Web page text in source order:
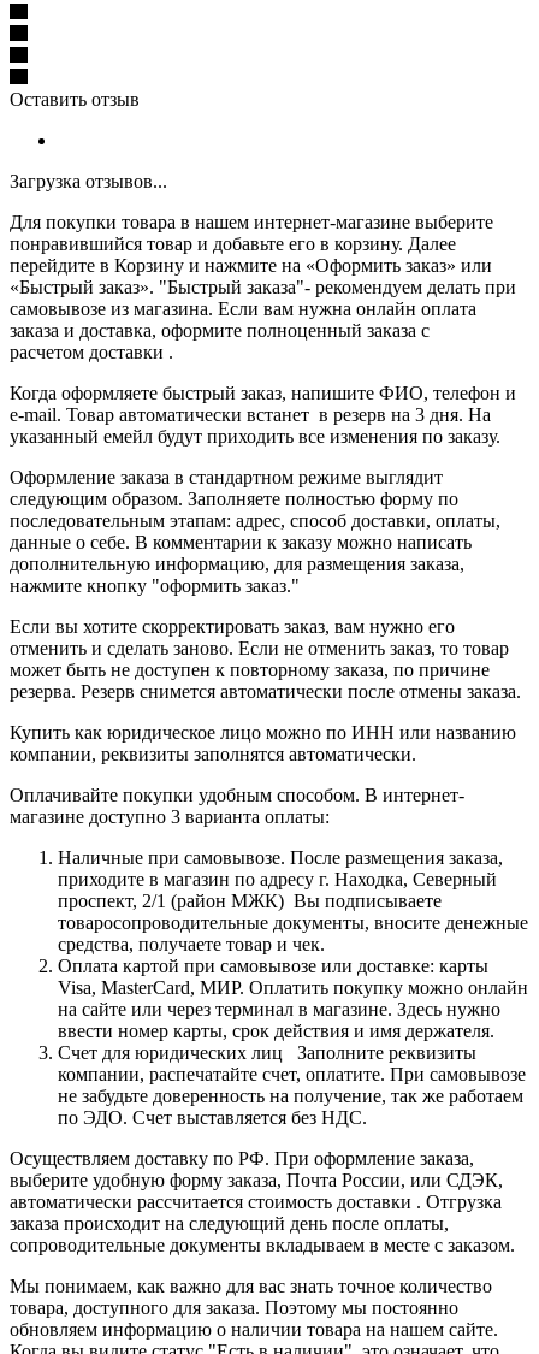
Оставить отзыв
Загрузка отзывов...
Для покупки товара в нашем интернет-магазине выберите
понравившийся товар и добавьте его в корзину. Далее
перейдите в Корзину и нажмите на «Оформить заказ» или
«Быстрый заказ». "Быстрый заказа"- рекомендуем делать при
самовывозе из магазина. Если вам нужна онлайн оплата
заказа и доставка, оформите полноценный заказа с
расчетом доставки .
Когда оформляете быстрый заказ, напишите ФИО, телефон и
e-mail. Товар автоматически встанет в резерв на 3 дня. На
указанный емейл будут приходить все изменения по заказу.
Оформление заказа в стандартном режиме выглядит
следующим образом. Заполняете полностью форму по
последовательным этапам: адрес, способ доставки, оплаты,
данные о себе. В комментарии к заказу можно написать
дополнительную информацию, для размещения заказа,
нажмите кнопку "оформить заказ."
Если вы хотите скорректировать заказ, вам нужно его
отменить и сделать заново. Если не отменить заказ, то товар
может быть не доступен к повторному заказа, по причине
резерва. Резерв снимется автоматически после отмены заказа.
Купить как юридическое лицо можно по ИНН или названию
компании, реквизиты заполнятся автоматически.
Оплачивайте покупки удобным способом. В интернет-
магазине доступно 3 варианта оплаты:
Наличные при самовывозе. После размещения заказа,
приходите в магазин по адресу г. Находка, Северный
проспект, 2/1 (район МЖК) Вы подписываете
товаросопроводительные документы, вносите денежные
средства, получаете товар и чек.
Оплата картой при самовывозе или доставке: карты
Visa, MasterCard, МИР. Оплатить покупку можно онлайн
на сайте или через терминал в магазине. Здесь нужно
ввести номер карты, срок действия и имя держателя.
Счет для юридических лиц Заполните реквизиты
компании, распечатайте счет, оплатите. При самовывозе
не забудьте доверенность на получение, так же работаем
по ЭДО. Счет выставляется без НДС.
Осуществляем доставку по РФ. При оформление заказа,
выберите удобную форму заказа, Почта России, или СДЭК,
автоматически рассчитается стоимость доставки . Отгрузка
заказа происходит на следующий день после оплаты,
сопроводительные документы вкладываем в месте с заказом.
Мы понимаем, как важно для вас знать точное количество
товара, доступного для заказа. Поэтому мы постоянно
обновляем информацию о наличии товара на нашем сайте.